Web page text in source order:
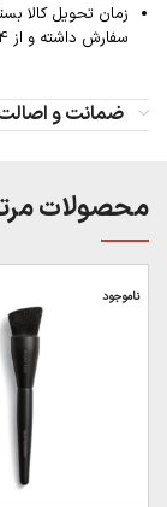
زمان تحویل کالا
سفارش داشته و از 24 الی 72 ساعت متغیر می باشد.
ضمانت و اصالت
محصولات
ناموجود